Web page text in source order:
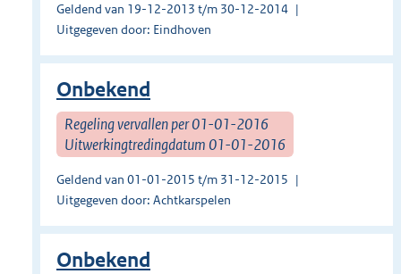
Geldend van 19-12-2013 t/m 30-12-2014
Uitgegeven door: Eindhoven
Onbekend
Regeling vervallen per 01-01-2016
Uitwerkingtredingdatum 01-01-2016
Geldend van 01-01-2015 t/m 31-12-2015
Uitgegeven door: Achtkarspelen
Onbekend